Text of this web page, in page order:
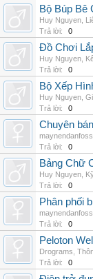
Bộ Búp Bê
Huy Nguyen
Trả lời:
0
Đồ Chơi
Huy Nguyen
Trả lời:
0
Bộ Xếp
Huy Nguyen
Trả lời:
0
Chuyên
maynendanfoss
Trả lời:
0
Bảng Chữ
Huy Nguyen
Trả lời:
0
Phân phối
maynendanfoss
Trả lời:
0
Peloton
Drograms
Trả lời:
0